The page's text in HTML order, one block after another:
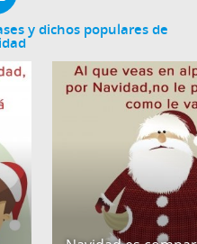
y dichos populares de